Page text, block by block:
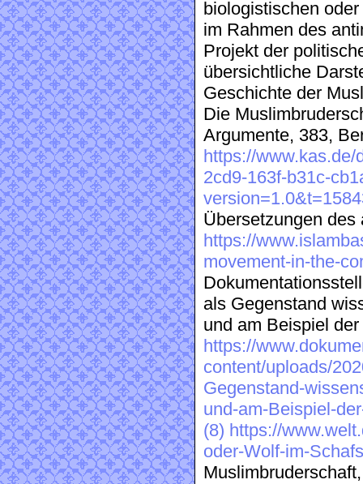
biologistischen
im Rahmen des
Projekt der
übersichtliche
Geschichte der
Die
Argumente, 383,
https://
2cd9-163f-b31c-
Übersetzungen des
https://
movement-in-the-
als Gegenstand
und am Beispiel
https://
content/uploads/
Gegenstand-
und-am-Beispiel-
(8) https://
oder-Wolf-im-
Muslimbruderschaft,